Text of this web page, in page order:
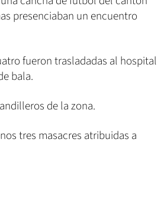
presenciaban un encuentro
fueron trasladadas al hospital
bala.
de la zona.
tres masacres atribuidas a